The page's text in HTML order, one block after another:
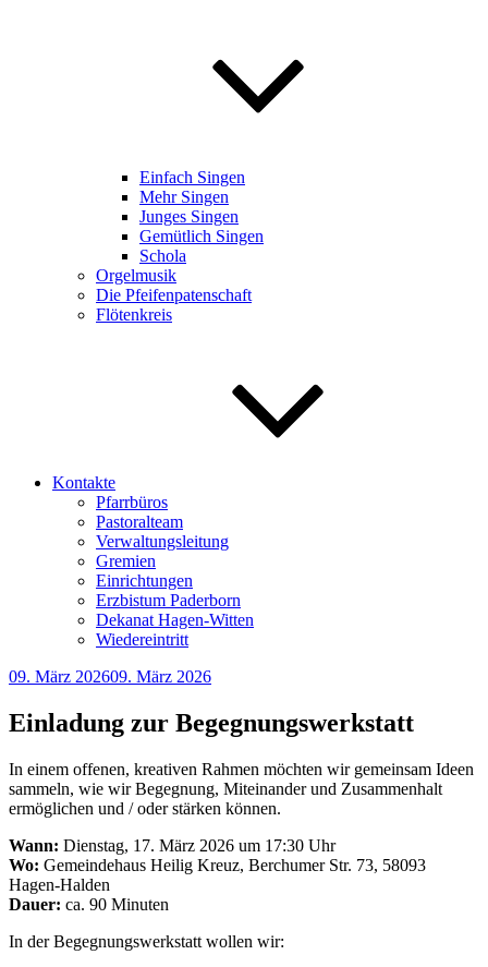
Einfach Singen
Mehr Singen
Junges Singen
Gemütlich Singen
Schola
Orgelmusik
Die Pfeifenpatenschaft
Flötenkreis
Kontakte
Pfarrbüros
Pastoralteam
Verwaltungsleitung
Gremien
Einrichtungen
Erzbistum Paderborn
Dekanat Hagen-Witten
Wiedereintritt
Veröffentlicht
09. März 202609. März 2026
Einladung zur Begegnungswerkstatt
In einem offenen, kreativen Rahmen möchten wir gemeinsam Ideen
sammeln, wie wir Begegnung, Miteinander und Zusammenhalt
ermöglichen und / oder stärken können.
Wann: Dienstag, 17. März 2026 um 17:30 Uhr
Wo: Gemeindehaus Heilig Kreuz, Berchumer Str. 73, 58093
Hagen-Halden
Dauer: ca. 90 Minuten
In der Begegnungswerkstatt wollen wir: